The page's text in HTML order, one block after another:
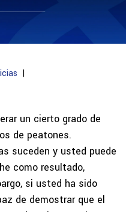
|
un cierto grado de
de peatones.
suceden y usted puede
como resultado,
si usted ha sido
de demostrar que el